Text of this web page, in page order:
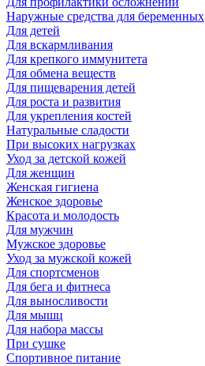
Наружные средства для беременных
Для детей
Для вскармливания
Для крепкого иммунитета
Для обмена веществ
Для пищеварения детей
Для роста и развития
Для укрепления костей
Натуральные сладости
При высоких нагрузках
Уход за детской кожей
Для женщин
Женская гигиена
Женское здоровье
Красота и молодость
Для мужчин
Мужское здоровье
Уход за мужской кожей
Для спортсменов
Для бега и фитнеса
Для выносливости
Для мышц
Для набора массы
При сушке
Спортивное питание